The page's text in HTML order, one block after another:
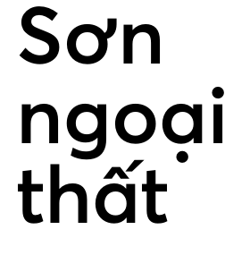
Sơn
ngoại
thất